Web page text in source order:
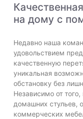
на дому с
Недавно наша
удовольствием
качественную
уникальная
обстановку без
Независимо от
домашних стульев,
коммерческих